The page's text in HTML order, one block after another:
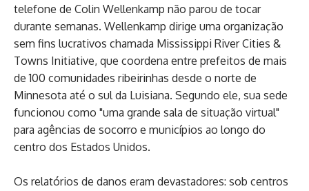
telefone de Colin Wellenkamp não parou de tocar
durante semanas. Wellenkamp dirige uma organização
sem fins lucrativos chamada Mississippi River Cities &
Towns Initiative, que coordena entre prefeitos de mais
de 100 comunidades ribeirinhas desde o norte de
Minnesota até o sul da Luisiana. Segundo ele, sua sede
funcionou como "uma grande sala de situação virtual"
para agências de socorro e municípios ao longo do
centro dos Estados Unidos.
Os relatórios de danos eram devastadores: sob centros